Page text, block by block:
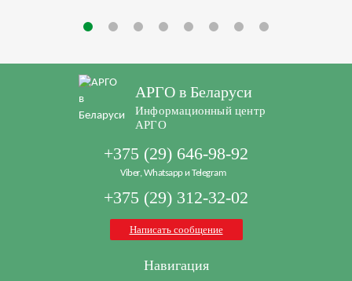
АРГО в Беларуси
Информационный центр
АРГО
+375 (29) 646-98-92
Viber, Whatsapp и Telegram
+375 (29) 312-32-02
Написать сообщение
Навигация